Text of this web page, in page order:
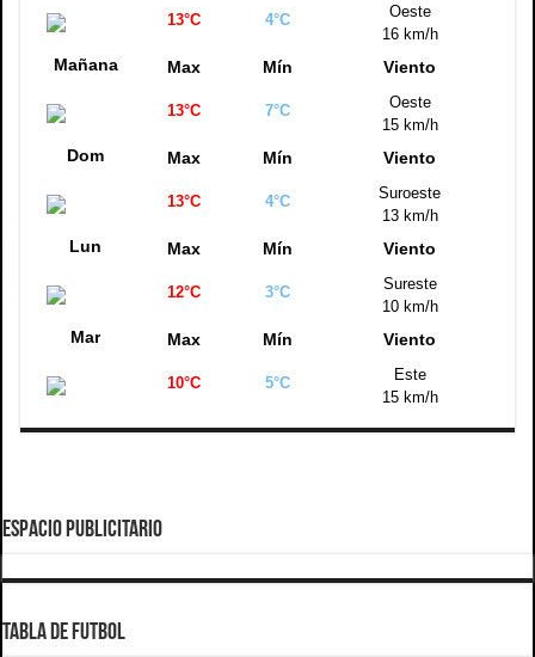
13°C 4°C
Oeste
16 km/h
Mañana Max Mín Viento
13°C 7°C
Oeste
15 km/h
Dom Max Mín Viento
13°C 4°C
Suroeste
13 km/h
Lun Max Mín Viento
12°C 3°C
Sureste
10 km/h
Mar Max Mín Viento
10°C 5°C
Este
15 km/h
ESPACIO PUBLICITARIO
TABLA DE FUTBOL